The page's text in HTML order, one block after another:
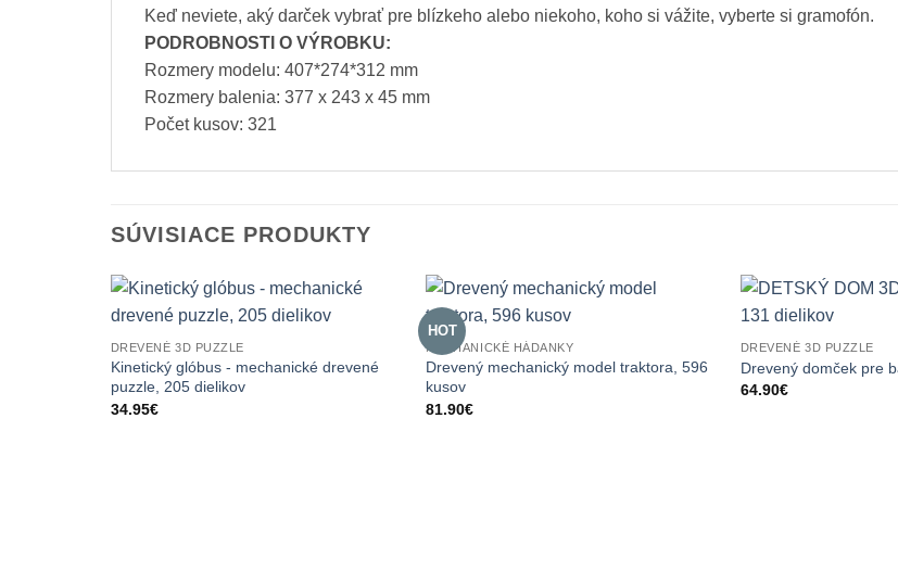
Keď neviete, aký darček vybrať pre blízkeho alebo niekoho, koho si vážite, vyberte si gramofón.
PODROBNOSTI O VÝROBKU:
Rozmery modelu: 407*274*312 mm
Rozmery balenia: 377 x 243 x 45 mm
Počet kusov: 321
SÚVISIACE PRODUKTY
DREVENÉ 3D PUZZLE
Kinetický glóbus - mechanické drevené
puzzle, 205 dielikov
34.95€
HOT
MECHANICKÉ HÁDANKY
Drevený mechanický model traktora, 596
kusov
81.90€
DREVENÉ 3D PUZZLE
Drevený domček pre
64.90€